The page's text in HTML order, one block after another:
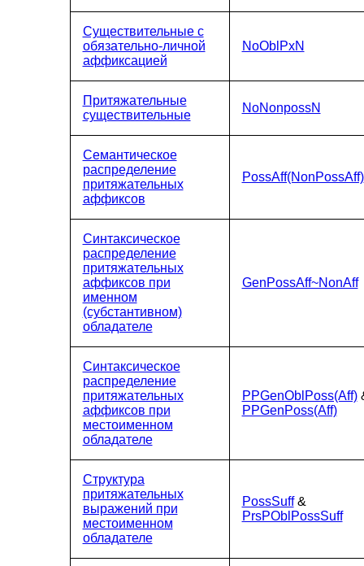
Существительные с
обязательно-личной
аффиксацией
NoOblPxN
Притяжательные
существительные
NoNonpossN
Семантическое
распределение
притяжательных
аффиксов
PossAff(NonPossAff)
Синтаксическое
распределение
притяжательных
аффиксов при
именном
(субстантивном)
обладателе
GenPossAff~NonAff
Синтаксическое
распределение
притяжательных
аффиксов при
местоименном
обладателе
PPGenOblPoss(Aff)
PPGenPoss(Aff)
Структура
притяжательных
выражений при
местоименном
обладателе
PossSuff &
PrsPOblPossSuff